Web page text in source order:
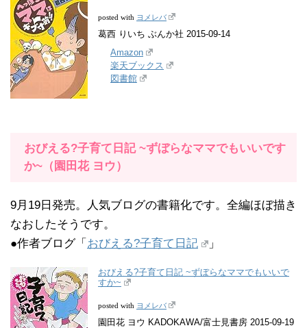
posted with ヨメレバ
葛西 りいち ぶんか社 2015-09-14
Amazon
楽天ブックス
図書館
おびえる?子育て日記 ~ずぼらなママでもいいです
か~（園田花 ヨウ）
9月19日発売。人気ブログの書籍化です。全編ほぼ描き
なおしたそうです。
●作者ブログ「 おびえる?子育て日記 」
おびえる?子育て日記 ~ずぼらなママでもいいで
すか~
posted with ヨメレバ
園田花 ヨウ KADOKAWA/富士見書房 2015-09-19